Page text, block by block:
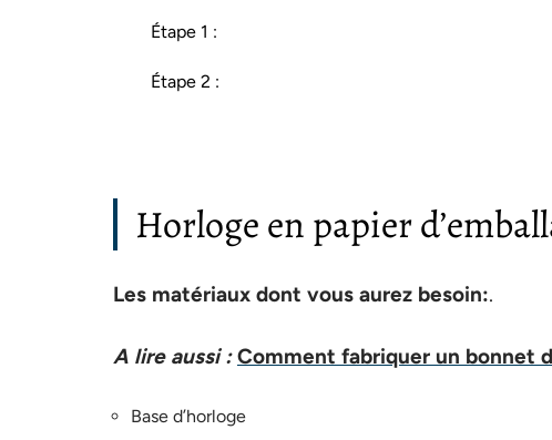
Étape 1 :
Étape 2 :
Horloge en papier
Les matériaux dont vous aurez besoin:.
A lire aussi : Comment fabriquer un bonnet
Base d’horloge